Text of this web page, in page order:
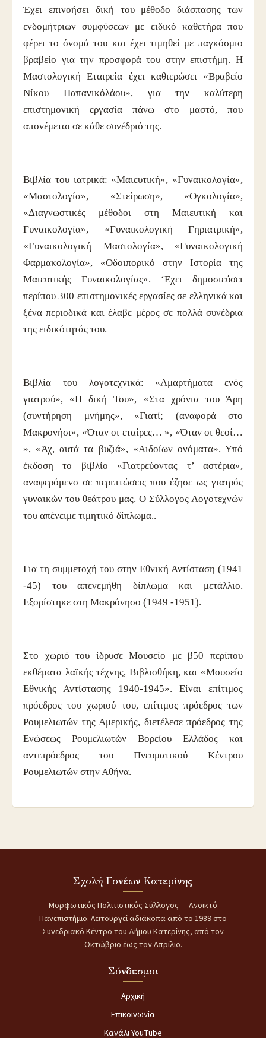
Έχει επινοήσει δική του μέθοδο διάσπασης των
ενδομήτριων συμφύσεων με ειδικό καθετήρα που
φέρει το όνομά του και έχει τιμηθεί με παγκόσμιο
βραβείο για την προσφορά του στην επιστήμη. Η
Μαστολογική Εταιρεία έχει καθιερώσει «Βραβείο
Νίκου Παπανικόλάου», για την καλύτερη
επιστημονική εργασία πάνω στο μαστό, που
απονέμεται σε κάθε συνέδριό της.
Βιβλία του ιατρικά: «Μαιευτική», «Γυναικολογία»,
«Μαστολογία», «Στείρωση», «Ογκολογία»,
«Διαγνωστικές μέθοδοι στη Μαιευτική και
Γυναικολογία», «Γυναικολογική Γηριατρική»,
«Γυναικολογική Μαστολογία», «Γυναικολογική
Φαρμακολογία», «Οδοιπορικό στην Ιστορία της
Μαιευτικής ­Γυναικολογίας». ‘Εχει δημοσιεύσει
περίπου 300 επιστημονικές εργασίες σε ελληνικά και
ξένα περιοδικά και έλαβε μέρος σε πολλά συνέδρια
της ειδικότητάς του.
Βιβλία του λογοτεχνικά: «Αμαρτήματα ενός
γιατρού», «Η δική Του», «Στα χρόνια του Άρη
(συντήρηση μνήμης», «Γιατί; (αναφορά στο
Μακρονήσι», «Όταν οι εταίρες… », «Όταν οι θεοί…
», «Άχ, αυτά τα βυζιά», «Αιδοίων ονόματα». Υπό
έκδοση το βιβλίο «Γιατρεύοντας τ’ αστέρια»,
αναφερόμενο σε περιπτώσεις που έζησε ως γιατρός
γυναικών του θεάτρου μας. Ο Σύλλογος Λογοτεχνών
του απένειμε τιμητικό δίπλωμα..
Για τη συμμετοχή του στην Εθνική Αντίσταση (1941
-45) του απενεμήθη δίπλωμα και μετάλλιο.
Εξορίστηκε στη Μακρόνησο (1949 -1951).
Στο χωριό του ίδρυσε Μουσείο με β50 περίπου
εκθέματα λαϊκής τέχνης, Βιβλιοθήκη, και «Μουσείο
Εθνικής Αντίστασης 1940-1945». Είναι επίτιμος
πρόεδρος του χωριού του, επίτιμος πρόεδρος των
Ρουμελιωτών της Αμερικής, διετέλεσε πρόεδρος της
Ενώσεως Ρουμελιωτών Βορείου Ελλάδος και
αντιπρόεδρος του Πνευματικού Κέντρου
Ρουμελιωτών στην Αθήνα.
Σχολή Γονέων Κατερίνης
Μορφωτικός Πολιτιστικός Σύλλογος — Ανοικτό
Πανεπιστήμιο. Λειτουργεί αδιάκοπα από το 1989 στο
Συνεδριακό Κέντρο του Δήμου Κατερίνης, από τον
Οκτώβριο έως τον Απρίλιο.
Σύνδεσμοι
Αρχική
Επικοινωνία
Κανάλι YouTube